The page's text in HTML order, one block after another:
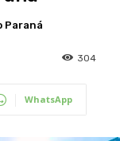
Paraná
304
WhatsApp